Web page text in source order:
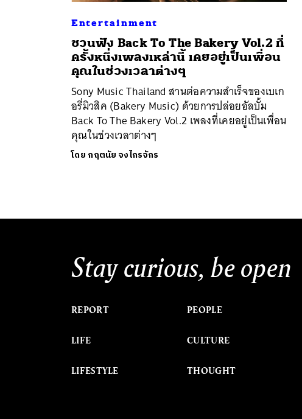
Entertainment
ชวนฟัง Back To The Bakery Vol.2 ที่
ครั้งหนึ่งเพลงเหล่านี้ เคยอยู่เป็นเพื่อน
คุณในช่วงเวลาต่างๆ
Sony Music Thailand สานต่อความสำเร็จของเบเก
อรี่มิวสิค (Bakery Music) ด้วยการปล่อยอัลบั้ม
Back To The Bakery Vol.2 เพลงที่เคยอยู่เป็นเพื่อน
คุณในช่วงเวลาต่างๆ
โดย กฤตนัย จงไกรจักร
Stay curious, be open
REPORT
LIFE
LIFESTYLE
PEOPLE
CULTURE
THOUGHT
ค้นหา